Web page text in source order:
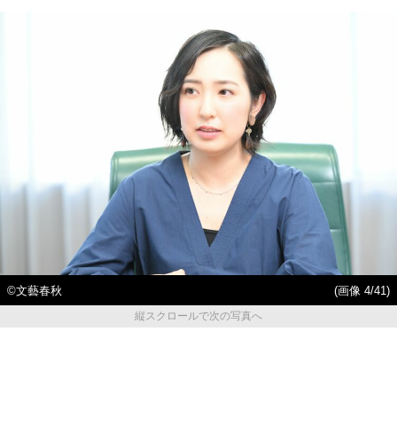
©文藝春秋
(画像 4/41)
縦スクロールで次の写真へ